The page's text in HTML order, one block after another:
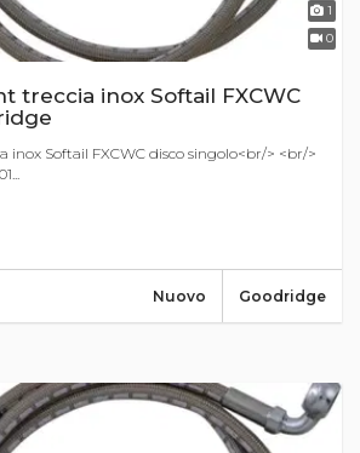
1
0
treccia inox Softail FXCWC
inox Softail FXCWC disco singolo<br/> <br/>
Goodridge
Nuovo